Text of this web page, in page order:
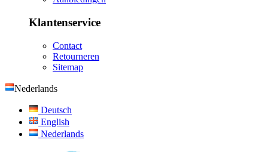
Klantenservice
Contact
Retourneren
Sitemap
Nederlands
Deutsch
English
Nederlands